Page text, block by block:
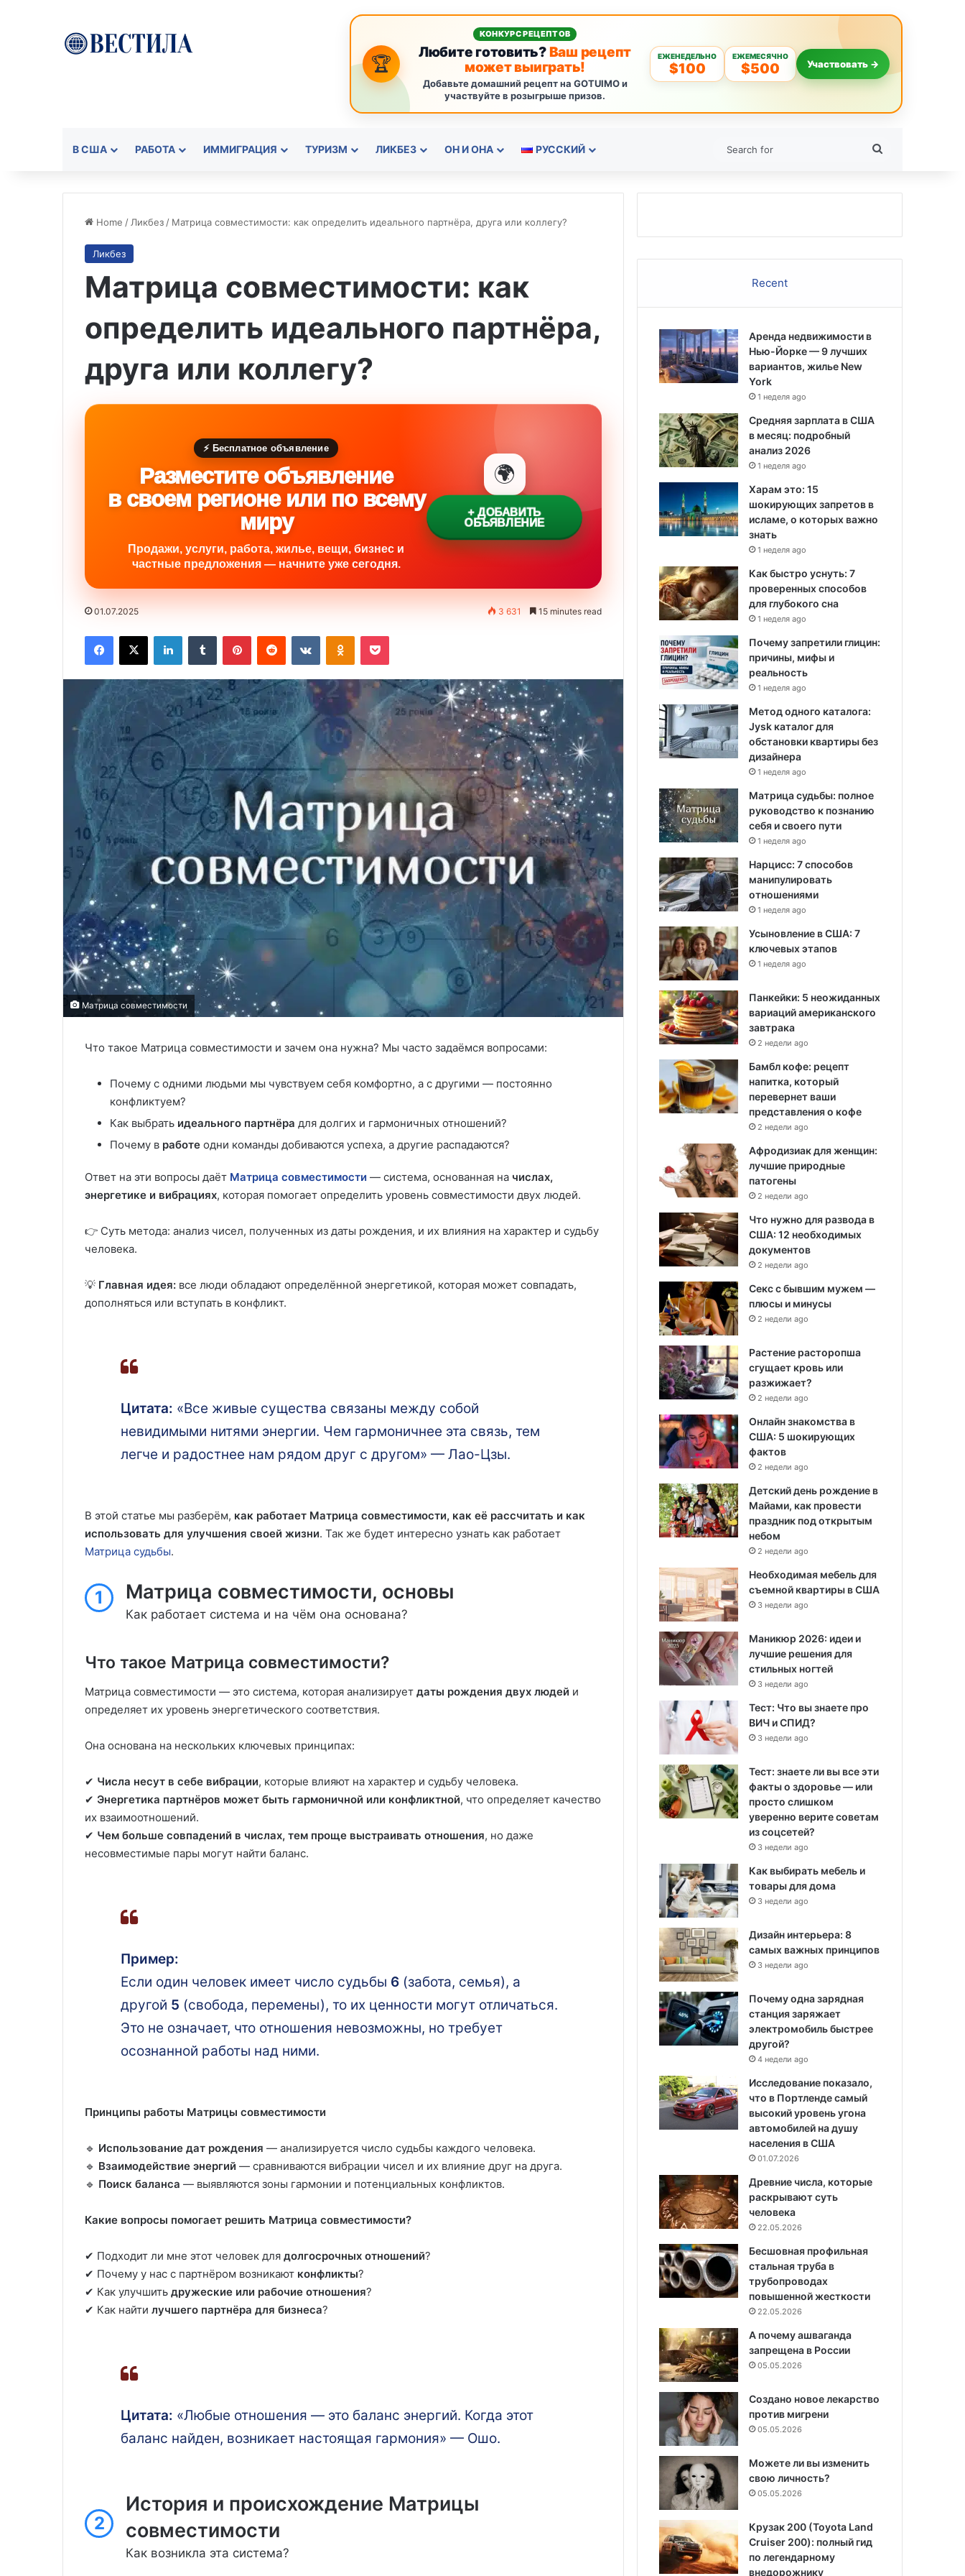
🏆
КОНКУРС РЕЦЕПТОВ
Любите готовить?Ваш рецепт
может выиграть!
Добавьте домашний рецепт на GOTUIMO и
участвуйте в розыгрыше призов.
ЕЖЕНЕДЕЛЬНО
$100
ЕЖЕМЕСЯЧНО
$500 Участвовать →
В США РАБОТА ИММИГРАЦИЯ ТУРИЗМ ЛИКБЕЗ ОН И ОНА РУССКИЙ
Home / Ликбез / Матрица совместимости: как определить идеального партнёра, друга или коллегу?
Ликбез
Матрица совместимости: как
определить идеального партнёра,
друга или коллегу?
⚡ Бесплатное объявление
Разместите объявление
в своем регионе или по всему
миру
Продажи, услуги, работа, жилье, вещи, бизнес и
частные предложения — начните уже сегодня.
🌍
+ ДОБАВИТЬ
ОБЪЯВЛЕНИЕ
01.07.2025 3 631 15 minutes read
Facebook
X LinkedInTumblr PinterestReddit VKontakteOdnoklassniki
Pocket
Матрица совместимости
Что такое Матрица совместимости и зачем она нужна? Мы часто задаёмся вопросами:
Почему с одними людьми мы чувствуем себя комфортно, а с другими — постоянно
конфликтуем?
Как выбрать идеального партнёра для долгих и гармоничных отношений?
Почему в работе одни команды добиваются успеха, а другие распадаются?
Ответ на эти вопросы даёт Матрица совместимости — система, основанная на числах,
энергетике и вибрациях, которая помогает определить уровень совместимости двух людей.
👉 Суть метода: анализ чисел, полученных из даты рождения, и их влияния на характер и судьбу
человека.
💡 Главная идея: все люди обладают определённой энергетикой, которая может совпадать,
дополняться или вступать в конфликт.
Цитата: «Все живые существа связаны между собой
невидимыми нитями энергии. Чем гармоничнее эта связь, тем
легче и радостнее нам рядом друг с другом» — Лао-Цзы.
В этой статье мы разберём, как работает Матрица совместимости, как её рассчитать и как
использовать для улучшения своей жизни. Так же будет интересно узнать как работает
Матрица судьбы.
1 Матрица совместимости, основы
Как работает система и на чём она основана?
Что такое Матрица совместимости?
Матрица совместимости — это система, которая анализирует даты рождения двух людей и
определяет их уровень энергетического соответствия.
Она основана на нескольких ключевых принципах:
✔ Числа несут в себе вибрации, которые влияют на характер и судьбу человека.
✔ Энергетика партнёров может быть гармоничной или конфликтной, что определяет качество
их взаимоотношений.
✔ Чем больше совпадений в числах, тем проще выстраивать отношения, но даже
несовместимые пары могут найти баланс.
Пример:
Если один человек имеет число судьбы 6 (забота, семья), а
другой 5 (свобода, перемены), то их ценности могут отличаться.
Это не означает, что отношения невозможны, но требует
осознанной работы над ними.
Принципы работы Матрицы совместимости
🔹 Использование дат рождения — анализируется число судьбы каждого человека.
🔹 Взаимодействие энергий — сравниваются вибрации чисел и их влияние друг на друга.
🔹 Поиск баланса — выявляются зоны гармонии и потенциальных конфликтов.
Какие вопросы помогает решить Матрица совместимости?
✔ Подходит ли мне этот человек для долгосрочных отношений?
✔ Почему у нас с партнёром возникают конфликты?
✔ Как улучшить дружеские или рабочие отношения?
✔ Как найти лучшего партнёра для бизнеса?
Цитата: «Любые отношения — это баланс энергий. Когда этот
баланс найден, возникает настоящая гармония» — Ошо.
2
История и происхождение Матрицы
совместимости
Как возникла эта система?
Recent
Аренда недвижимости в
Нью-Йорке — 9 лучших
вариантов, жилье New
York
1 неделя ago
Средняя зарплата в США
в месяц: подробный
анализ 2026
1 неделя ago
Харам это: 15
шокирующих запретов в
исламе, о которых важно
знать
1 неделя ago
Как быстро уснуть: 7
проверенных способов
для глубокого сна
1 неделя ago
Почему запретили глицин:
причины, мифы и
реальность
1 неделя ago
Метод одного каталога:
Jysk каталог для
обстановки квартиры без
дизайнера
1 неделя ago
Матрица судьбы: полное
руководство к познанию
себя и своего пути
1 неделя ago
Нарцисс: 7 способов
манипулировать
отношениями
1 неделя ago
Усыновление в США: 7
ключевых этапов
1 неделя ago
Панкейки: 5 неожиданных
вариаций американского
завтрака
2 недели ago
Бамбл кофе: рецепт
напитка, который
перевернет ваши
представления о кофе
2 недели ago
Афродизиак для женщин:
лучшие природные
патогены
2 недели ago
Что нужно для развода в
США: 12 необходимых
документов
2 недели ago
Секс с бывшим мужем —
плюсы и минусы
2 недели ago
Растение расторопша
сгущает кровь или
разжижает?
2 недели ago
Онлайн знакомства в
США: 5 шокирующих
фактов
2 недели ago
Детский день рождение в
Майами, как провести
праздник под открытым
небом
2 недели ago
Необходимая мебель для
съемной квартиры в США
3 недели ago
Маникюр 2026: идеи и
лучшие решения для
стильных ногтей
3 недели ago
Тест: Что вы знаете про
ВИЧ и СПИД?
3 недели ago
Тест: знаете ли вы все эти
факты о здоровье — или
просто слишком
уверенно верите советам
из соцсетей?
3 недели ago
Как выбирать мебель и
товары для дома
3 недели ago
Дизайн интерьера: 8
самых важных принципов
3 недели ago
Почему одна зарядная
станция заряжает
электромобиль быстрее
другой?
4 недели ago
Исследование показало,
что в Портленде самый
высокий уровень угона
автомобилей на душу
населения в США
01.07.2026
Древние числа, которые
раскрывают суть
человека
22.05.2026
Бесшовная профильная
стальная труба в
трубопроводах
повышенной жесткости
22.05.2026
А почему ашваганда
запрещена в России
05.05.2026
Создано новое лекарство
против мигрени
05.05.2026
Можете ли вы изменить
свою личность?
05.05.2026
Крузак 200 (Toyota Land
Cruiser 200): полный гид
по легендарному
внедорожнику